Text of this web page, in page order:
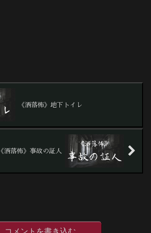
《洒落怖》地下トイレ
《洒落怖》事故の証人
コメントを書き込む